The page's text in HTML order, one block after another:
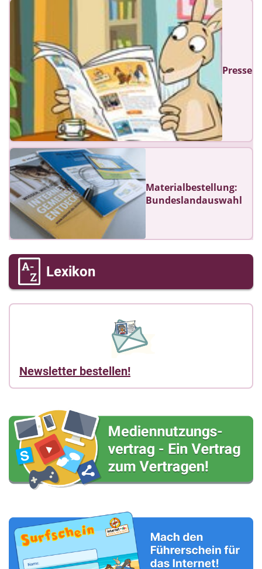
Presse
Materialbestellung:
Bundeslandauswahl
Lexikon
Newsletter bestellen!